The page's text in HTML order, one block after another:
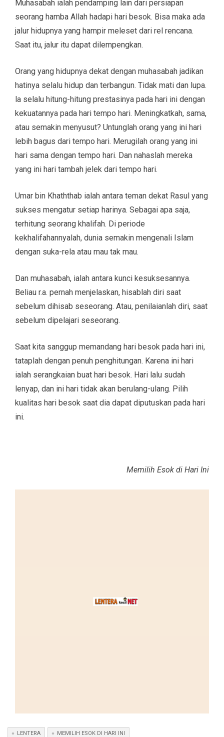
Muhasabah ialah pendamping lain dari persiapan
seorang hamba Allah hadapi hari besok. Bisa maka ada
jalur hidupnya yang hampir meleset dari rel rencana.
Saat itu, jalur itu dapat dilempengkan.
Orang yang hidupnya dekat dengan muhasabah jadikan
hatinya selalu hidup dan terbangun. Tidak mati dan lupa.
la selalu hitung-hitung prestasinya pada hari ini dengan
kekuatannya pada hari tempo hari. Meningkatkah, sama,
atau semakin menyusut? Untunglah orang yang ini hari
lebih bagus dari tempo hari. Merugilah orang yang ini
hari sama dengan tempo hari. Dan nahaslah mereka
yang ini hari tambah jelek dari tempo hari.
Umar bin Khaththab ialah antara teman dekat Rasul yang
sukses mengatur setiap harinya. Sebagai apa saja,
terhitung seorang khalifah. Di periode
kekhalifahannyalah, dunia semakin mengenali Islam
dengan suka-rela atau mau tak mau.
Dan muhasabah, ialah antara kunci kesuksesannya.
Beliau r.a. pernah menjelaskan, hisablah diri saat
sebelum dihisab seseorang. Atau, penilaianlah diri, saat
sebelum dipelajari seseorang.
Saat kita sanggup memandang hari besok pada hari ini,
tataplah dengan penuh penghitungan. Karena ini hari
ialah serangkaian buat hari besok. Hari lalu sudah
lenyap, dan ini hari tidak akan berulang-ulang. Pilih
kualitas hari besok saat dia dapat diputuskan pada hari
ini.
Memilih Esok di Hari Ini
LENTERA MEMILIH ESOK DI HARI INI